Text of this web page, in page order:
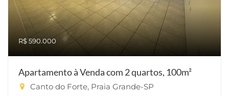
R$ 590.000
Apartamento à Venda com 2 quartos, 100m²
Canto do Forte, Praia Grande-SP